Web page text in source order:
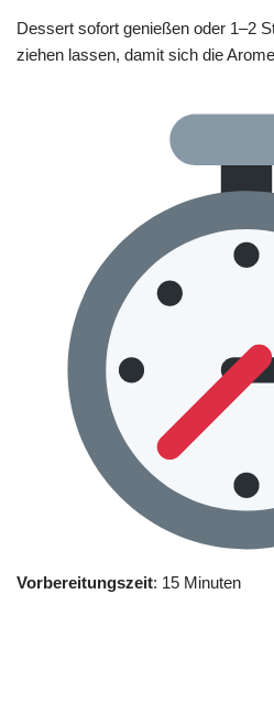
Dessert sofort genießen oder 1–2
ziehen lassen, damit sich die
Vorbereitungszeit: 15 Minuten